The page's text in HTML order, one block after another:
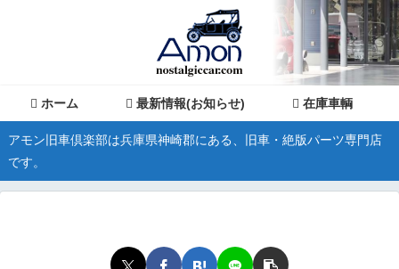
ホーム 最新情報(お知らせ) 在庫車輌
アモン旧車倶楽部は兵庫県神崎郡にある、旧車・絶版パーツ専門店
です。